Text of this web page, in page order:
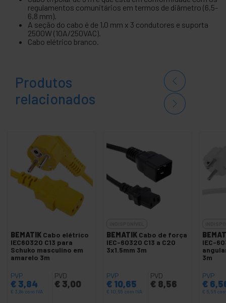
regulamentos comunitários em termos de diâmetro (6,5-
6,8 mm).
A seção do cabo é de 1,0 mm x 3 condutores e suporta
2500W (10A/250VAC).
Cabo elétrico branco.
Produtos
relacionados
BEMATIK Cabo elétrico
IEC60320 C13 para
Schuko masculino em
amarelo 3m
PVP
€ 3,84
€ 3,84 com IVA
PVD
€3,00
BEMATIK Cabo de força
IEC-60320 C13 a C20
3x1.5mm 3m
PVP
€ 10,65
€ 10,65 com IVA
PVD
€8,56
IEC-
3m
PVP
€
€ 6,56